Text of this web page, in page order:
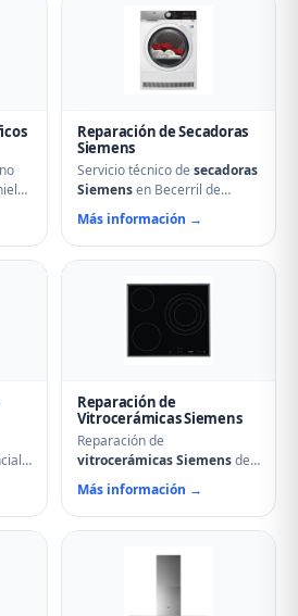
aspersores obstruidos,
bombas de desagüe,
problemas de secado y fallos
electrónicos con piezas
no
Reparación de Secadoras
Siemens
Servicio técnico de secadoras
Siemensen Becerril de
Campos. Reparamos
problemas de calentamiento,
tambor que no gira,
condensadores averiados y
fallos en el secado.
Mantenimiento preventivo y
limpieza de filtros incluido en
Más información →
Reparación de
Vitrocerámicas Siemens
Reparación de
vitrocerámicas Siemensde
inducción y de cocción en
Becerril de Campos.
Solucionamos fuegos que no
mandos que no responden,
fallos en módulos de
inducción y problemas de
Más información →